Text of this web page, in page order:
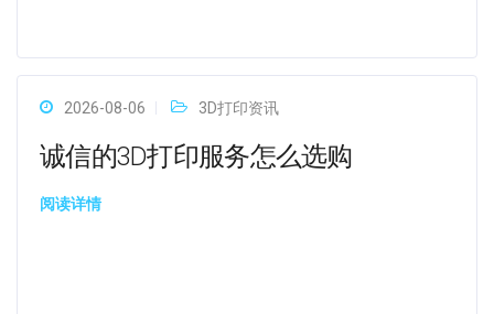
2026-08-06 3D打印资讯
诚信的3D打印服务怎么选购
阅读详情